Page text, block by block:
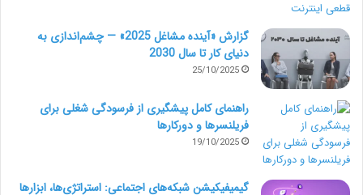
خواهد یافت. بهتر است در زمان طراحی اپلیکیشن، به این
چند سؤال مهم فکر کنید:
نحوۀ ورود به اپلیکیشن
کاربران چگونه قرار است وارد فضای اپلیکیشن شما بشوند؟
هرچه اپلیکیشن شما و نحوۀ ورود به آن پیچیده‌تر باشد،
حدود 15 یا 20 ساعت به پروژۀ شما اضافه خواهد شد.
گزارش «آینده مشاغل 2025» — چشم‌اندازی به
دنیای کار تا سال 2030
25/10/2025
راهنمای کامل پیشگیری از فرسودگی شغلی برای
فریلنسرها و دورکارها
19/10/2025
گیمیفیکیشن شبکه‌های اجتماعی: استراتژی‌ها، ابزارها